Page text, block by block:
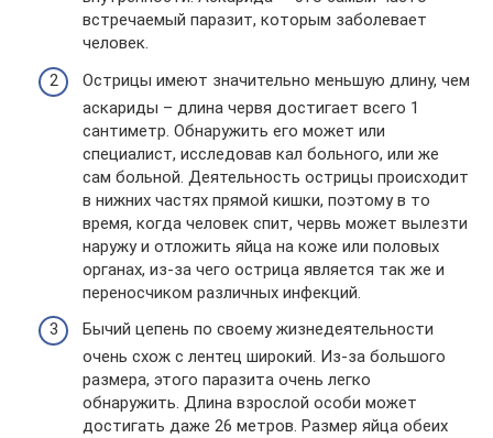
встречаемый паразит, которым заболевает
человек.
Острицы имеют значительно меньшую длину, чем
аскариды – длина червя достигает всего 1
сантиметр. Обнаружить его может или
специалист, исследовав кал больного, или же
сам больной. Деятельность острицы происходит
в нижних частях прямой кишки, поэтому в то
время, когда человек спит, червь может вылезти
наружу и отложить яйца на коже или половых
органах, из-за чего острица является так же и
переносчиком различных инфекций.
Бычий цепень по своему жизнедеятельности
очень схож с лентец широкий. Из-за большого
размера, этого паразита очень легко
обнаружить. Длина взрослой особи может
достигать даже 26 метров. Размер яйца обеих